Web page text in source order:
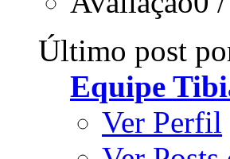
Último post
Equipe
Ver Perfil